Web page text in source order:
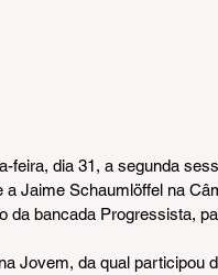
feira, dia 31, a segunda
Jaime Schaumlöffel na
da bancada Progressista,
Jovem, da qual participou